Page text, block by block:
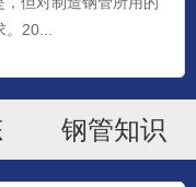
。20...
钢管知识